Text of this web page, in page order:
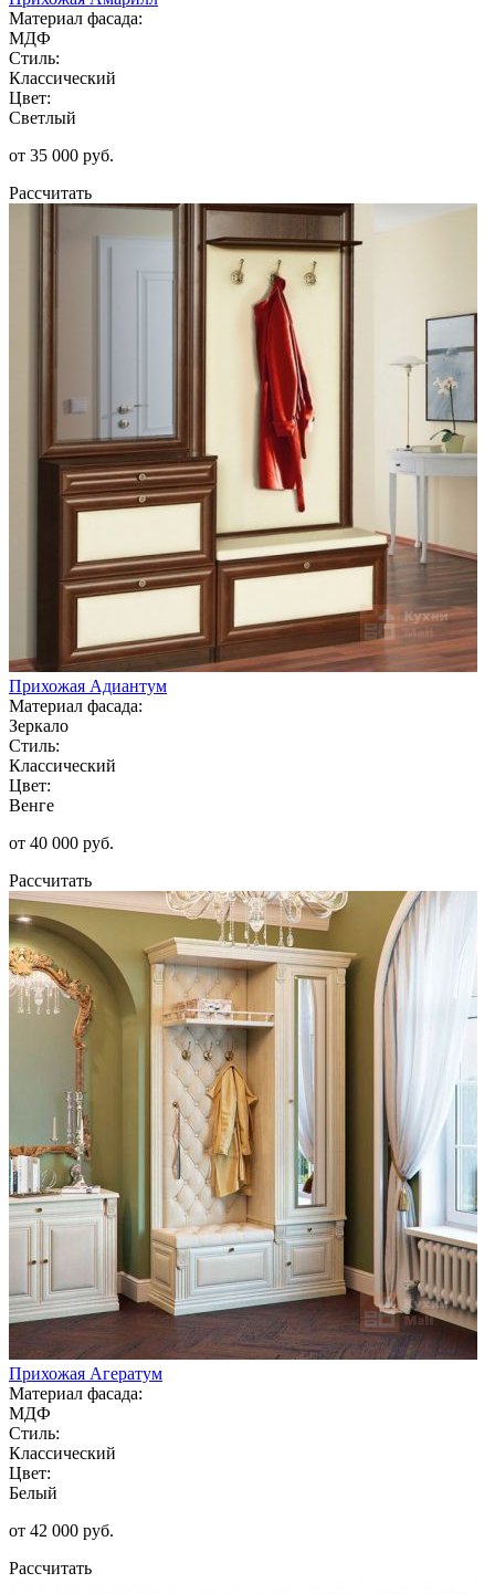
Материал фасада:
МДФ
Стиль:
Классический
Цвет:
Светлый
от 35 000 руб.
Рассчитать
Прихожая Адиантум
Материал фасада:
Зеркало
Стиль:
Классический
Цвет:
Венге
от 40 000 руб.
Рассчитать
Прихожая Агератум
Материал фасада:
МДФ
Стиль:
Классический
Цвет:
Белый
от 42 000 руб.
Рассчитать